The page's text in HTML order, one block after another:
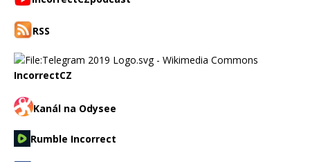
RSS
IncorrectCZ
Kanál na Odysee
Rumble Incorrect